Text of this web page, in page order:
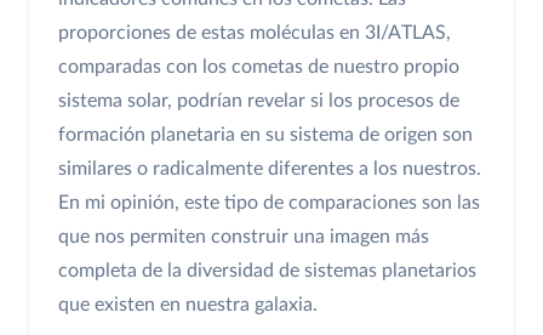
proporciones de estas moléculas en 3I/ATLAS,
comparadas con los cometas de nuestro propio
sistema solar, podrían revelar si los procesos de
formación planetaria en su sistema de origen son
similares o radicalmente diferentes a los nuestros.
En mi opinión, este tipo de comparaciones son las
que nos permiten construir una imagen más
completa de la diversidad de sistemas planetarios
que existen en nuestra galaxia.